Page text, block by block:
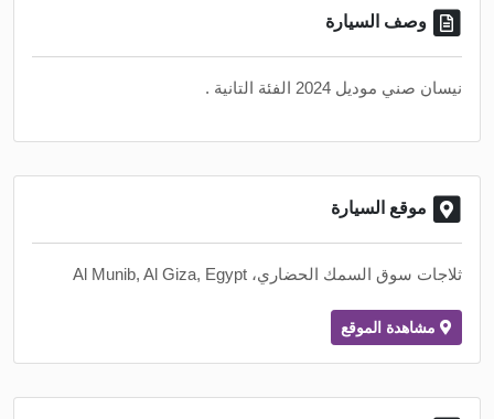
وصف السيارة
نيسان صني موديل 2024 الفئة التانية .
موقع السيارة
ثلاجات سوق السمك الحضاري، Al Munib, Al Giza, Egypt
مشاهدة الموقع